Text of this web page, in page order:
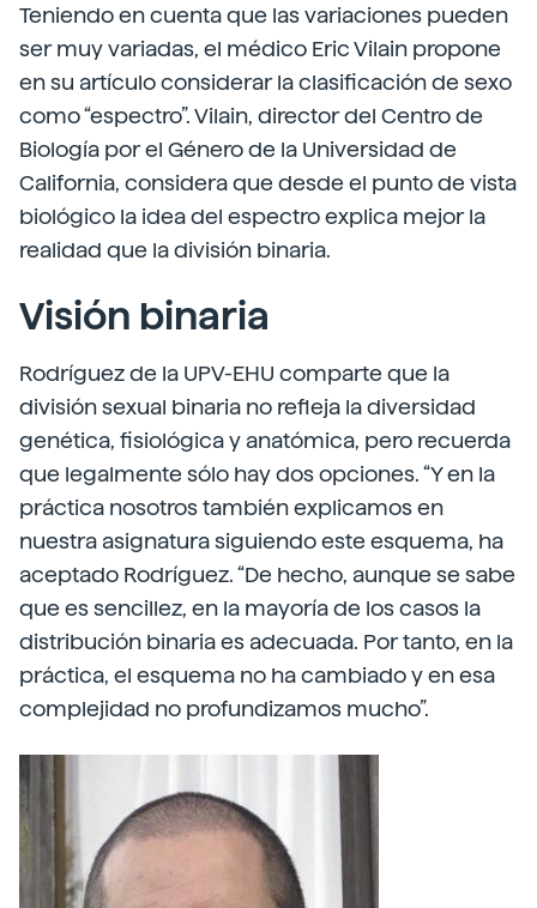
Teniendo en cuenta que las variaciones pueden
ser muy variadas, el médico Eric Vilain propone
en su artículo considerar la clasificación de sexo
como “espectro”. Vilain, director del Centro de
Biología por el Género de la Universidad de
California, considera que desde el punto de vista
biológico la idea del espectro explica mejor la
realidad que la división binaria.
Visión binaria
Rodríguez de la UPV-EHU comparte que la
división sexual binaria no refleja la diversidad
genética, fisiológica y anatómica, pero recuerda
que legalmente sólo hay dos opciones. “Y en la
práctica nosotros también explicamos en
nuestra asignatura siguiendo este esquema, ha
aceptado Rodríguez. “De hecho, aunque se sabe
que es sencillez, en la mayoría de los casos la
distribución binaria es adecuada. Por tanto, en la
práctica, el esquema no ha cambiado y en esa
complejidad no profundizamos mucho”.